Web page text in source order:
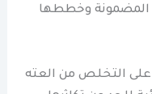
المضمونة وخططها
على التخلص من العته